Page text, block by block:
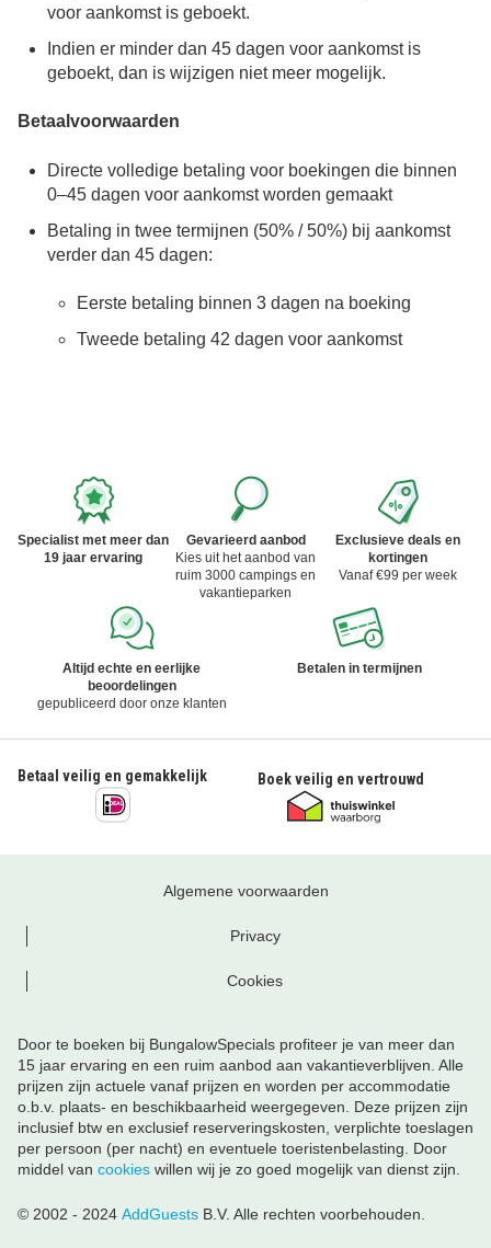
voor aankomst is geboekt.
Indien er minder dan 45 dagen voor aankomst is
geboekt, dan is wijzigen niet meer mogelijk.
Betaalvoorwaarden
Directe volledige betaling voor boekingen die binnen
0–45 dagen voor aankomst worden gemaakt
Betaling in twee termijnen (50% / 50%) bij aankomst
verder dan 45 dagen:
Eerste betaling binnen 3 dagen na boeking
Tweede betaling 42 dagen voor aankomst
Specialist met meer dan
19 jaar ervaring
Gevarieerd aanbod
Kies uit het aanbod van
ruim 3000 campings en
vakantieparken
Exclusieve deals en
kortingen
Vanaf €99 per week
Altijd echte en eerlijke
beoordelingen
gepubliceerd door onze klanten
Betalen in termijnen
Betaal veilig en gemakkelijk Boek veilig en vertrouwd
Algemene voorwaarden
Privacy
Cookies
Door te boeken bij BungalowSpecials profiteer je van meer dan
15 jaar ervaring en een ruim aanbod aan vakantieverblijven. Alle
prijzen zijn actuele vanaf prijzen en worden per accommodatie
o.b.v. plaats- en beschikbaarheid weergegeven. Deze prijzen zijn
inclusief btw en exclusief reserveringskosten, verplichte toeslagen
per persoon (per nacht) en eventuele toeristenbelasting. Door
middel van cookies willen wij je zo goed mogelijk van dienst zijn.
© 2002 - 2024 AddGuests B.V. Alle rechten voorbehouden.